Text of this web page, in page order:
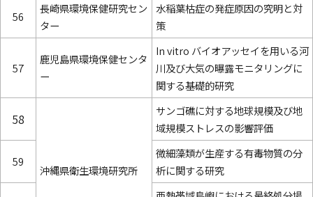
56
長崎県環境保健研究セン
ター
水稲葉枯症の発症原因の究明と対
策
57
鹿児島県環境保健センタ
ー
In vitro バイオアッセイを用いる河
川及び大気の曝露モニタリングに
関する基礎的研究
58
沖縄県衛生環境研究所
サンゴ礁に対する地球規模及び地
域規模ストレスの影響評価
59
微細藻類が生産する有毒物質の分
析に関する研究